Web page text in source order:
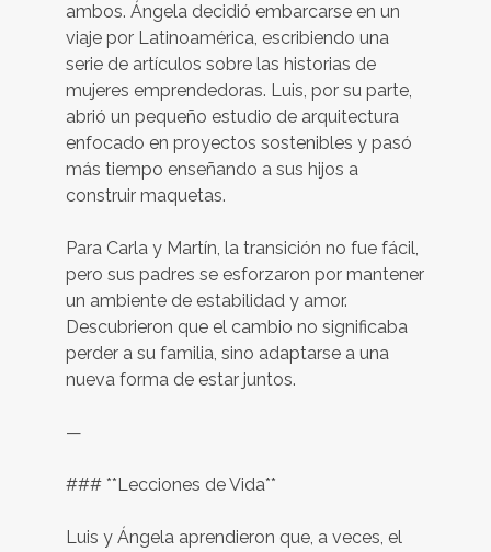
ambos. Ángela decidió embarcarse en un
viaje por Latinoamérica, escribiendo una
serie de artículos sobre las historias de
mujeres emprendedoras. Luis, por su parte,
abrió un pequeño estudio de arquitectura
enfocado en proyectos sostenibles y pasó
más tiempo enseñando a sus hijos a
construir maquetas.
Para Carla y Martín, la transición no fue fácil,
pero sus padres se esforzaron por mantener
un ambiente de estabilidad y amor.
Descubrieron que el cambio no significaba
perder a su familia, sino adaptarse a una
nueva forma de estar juntos.
—
### **Lecciones de Vida**
Luis y Ángela aprendieron que, a veces, el